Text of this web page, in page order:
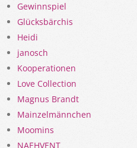
Gewinnspiel
Glücksbärchis
Heidi
janosch
Kooperationen
Love Collection
Magnus Brandt
Mainzelmännchen
Moomins
NAEHVENT